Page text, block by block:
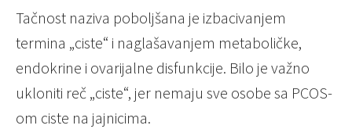
Tačnost naziva poboljšana je izbacivanjem
termina „ciste“ i naglašavanjem metaboličke,
endokrine i ovarijalne disfunkcije. Bilo je važno
ukloniti reč „ciste“, jer nemaju sve osobe sa PCOS-
om ciste na jajnicima.